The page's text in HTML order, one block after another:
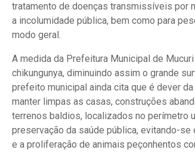
tratamento de doenças transmissíveis por
a incolumidade pública, bem como para
modo geral.
A medida da Prefeitura Municipal de
chikungunya, diminuindo assim o grande
prefeito municipal ainda cita que é dever
manter limpas as casas, construções
terrenos baldios, localizados no perímetro
preservação da saúde pública, evitando-
e a proliferação de animais peçonhentos